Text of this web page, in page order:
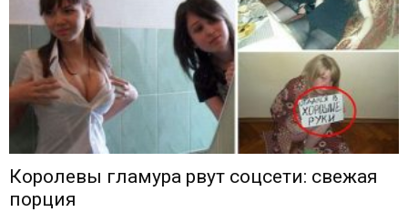
Королевы гламура рвут соцсети: свежая
порция